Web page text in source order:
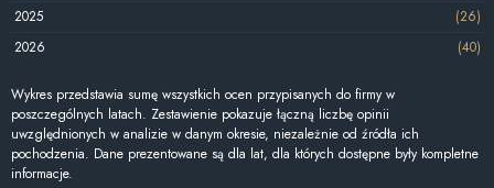
2025
(26)
2026
(40)
Wykres przedstawia sumę wszystkich ocen przypisanych do firmy w
poszczególnych latach. Zestawienie pokazuje łączną liczbę opinii
uwzględnionych w analizie w danym okresie, niezależnie od źródła ich
pochodzenia. Dane prezentowane są dla lat, dla których dostępne były kompletne
informacje.